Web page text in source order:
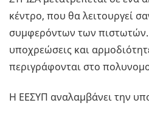
κέντρο, που θα λειτουργεί
συμφερόντων των πιστωτών.
υποχρεώσεις και
περιγράφονται στο
Η ΕΕΣΥΠ αναλαμβάνει την